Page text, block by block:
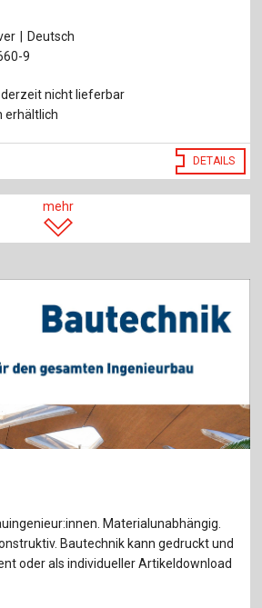
Deutsch
9
nicht lieferbar
erhältlich
DETAILS
mehr
Materialunabhängig.
Bautechnik kann gedruckt und
oder als individueller Artikeldownload